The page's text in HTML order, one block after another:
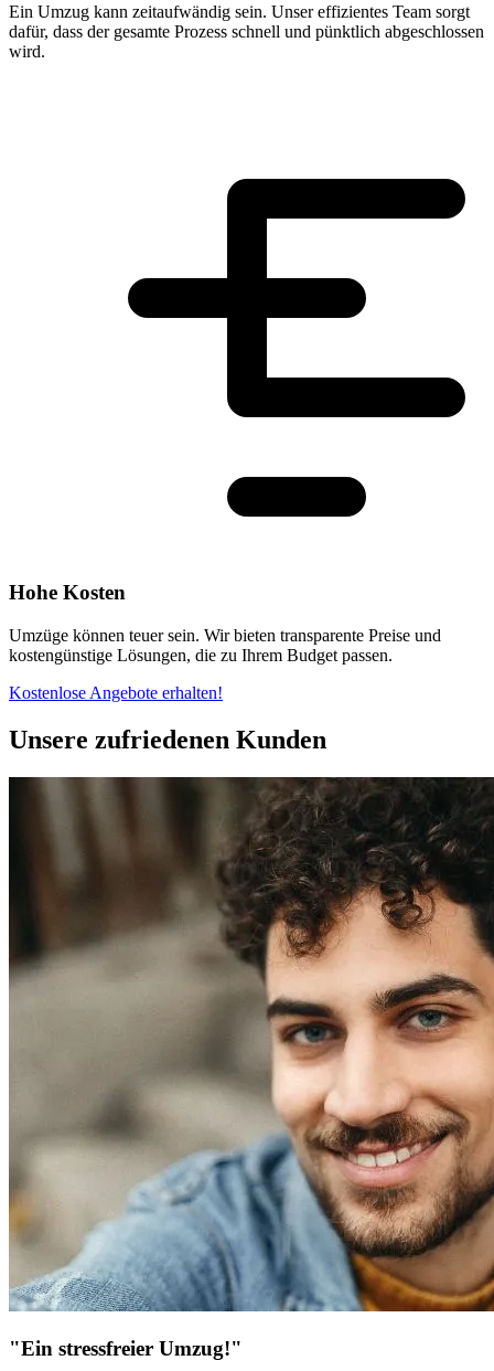
Ein Umzug kann zeitaufwändig sein. Unser effizientes Team sorgt
dafür, dass der gesamte Prozess schnell und pünktlich abgeschlossen
wird.
Hohe Kosten
Umzüge können teuer sein. Wir bieten transparente Preise und
kostengünstige Lösungen, die zu Ihrem Budget passen.
Kostenlose Angebote erhalten!
Unsere zufriedenen Kunden
"Ein stressfreier Umzug!"